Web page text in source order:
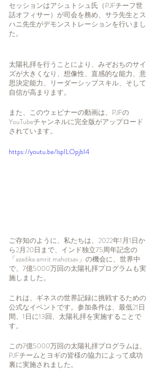
セッションはアシュトシュ氏（PJFチーフ世
話オフィサー）が司会を務め、サラ先生とス
ハニ先生がデモンストレーションを行いまし
た。
太陽礼拝を行うことにより、みぞおちのサイ
ズが大きくなり、想像性、直感的な能力、意
思決定能力、リーダーシップスキル、そして
自信が高まります。
また、このウェビナーの動画は、PJFの
YouTubeチャンネルに完全版がアップロード
されています。
https://youtu.be/lspILOpjbI4
ご存知のように、私たちは、2022年1月1日か
ら2月20日まで、インド独立75周年記念の
「azadika amrit mahotsav」の機会に、世界中
で、7億5000万回の太陽礼拝プログラムも実
施しました。
これは、ギネスの世界記録に挑戦するための
公式なイベントです。参加条件は、最低21日
間、1日に13回、太陽礼拝を実施することで
す。
この7億5000万回の太陽礼拝プログラムは、
PJFチームとヨギの皆様の協力によって成功
裏に実施されました。